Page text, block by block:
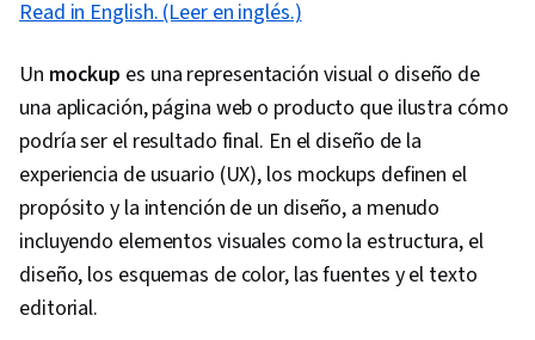
Read in English. (Leer en inglés.)
Un mockup es una representación visual o diseño de
una aplicación, página web o producto que ilustra cómo
podría ser el resultado final. En el diseño de la
experiencia de usuario (UX), los mockups definen el
propósito y la intención de un diseño, a menudo
incluyendo elementos visuales como la estructura, el
diseño, los esquemas de color, las fuentes y el texto
editorial.